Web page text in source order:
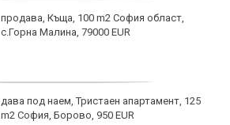
продава, Къща, 100 m2 София област,
с.Горна Малина, 79000 EUR
дава под наем, Тристаен апартамент, 125
m2 София, Борово, 950 EUR